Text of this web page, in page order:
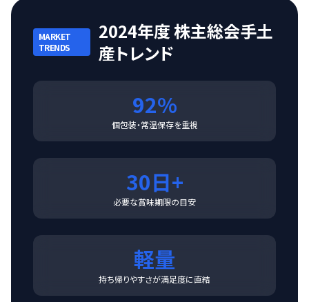
MARKET
TRENDS
2024年度 株主総会手土
産トレンド
92%
個包装・常温保存を重視
30日+
必要な賞味期限の目安
軽量
持ち帰りやすさが満足度に直結